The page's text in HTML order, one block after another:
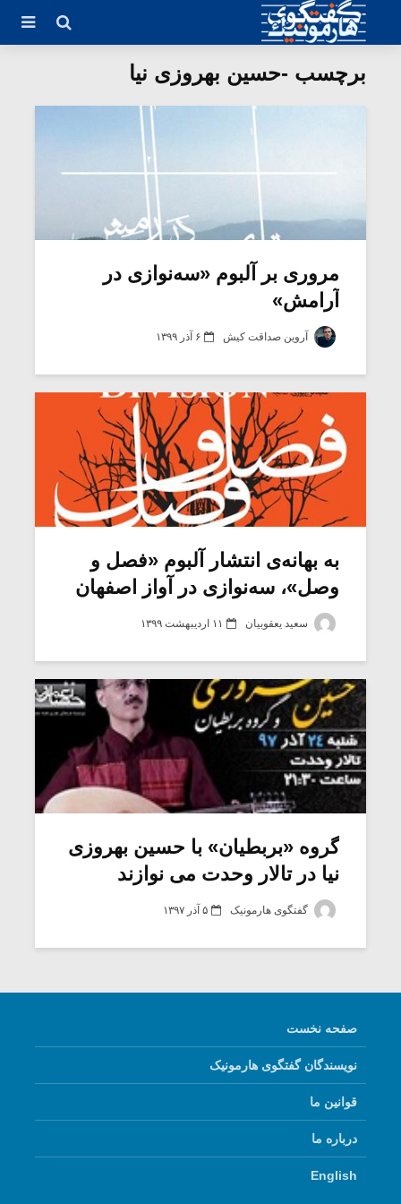
برچسب -حسین بهروزی نیا
مروری بر آلبوم «سه‌نوازی در
آرامش»
آروین صداقت کیش ۶ آذر ۱۳۹۹
به بهانه‌ی انتشار آلبوم «فصل و
وصل»، سه‌نوازی در آواز اصفهان
سعید یعقوبیان ۱۱ اردیبهشت ۱۳۹۹
گروه «بربطیان» با حسین بهروزی
نیا در تالار وحدت می نوازند
گفتگوی هارمونیک ۵ آذر ۱۳۹۷
صفحه نخست
نویسندگان گفتگوی هارمونیک
قوانین ما
درباره ما
English
میکلوش روژا موریس ژار